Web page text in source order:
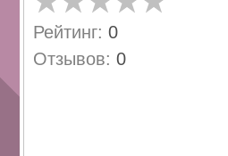
Рейтинг: 0
Отзывов: 0